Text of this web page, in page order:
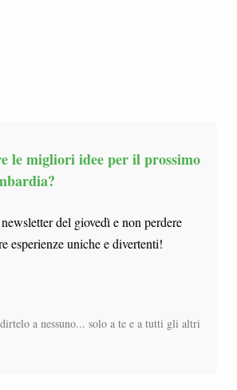
le migliori idee per il prossimo
del giovedì e non perdere
esperienze uniche e divertenti!
a nessuno... solo a te e a tutti gli altri